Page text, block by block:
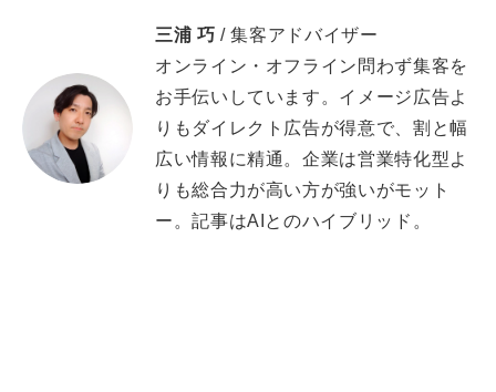
三浦 巧 / 集客アドバイザー
オンライン・オフライン問わず集客を
お手伝いしています。イメージ広告よ
りもダイレクト広告が得意で、割と幅
広い情報に精通。企業は営業特化型よ
りも総合力が高い方が強いがモット
ー。記事はAIとのハイブリッド。